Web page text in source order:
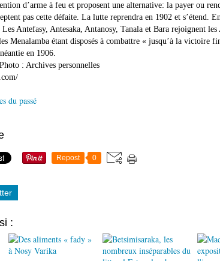
d’arme à feu et proposent une alternative: la payer ou
pas cette défaite. La lutte reprendra en 1902 et s’étend.
Antefasy, Antesaka, Antanosy, Tanala et Bara rejoignent
Menalamba étant disposés à combattre « jusqu’à la victoire
en 1906.
: Archives personnelles
du passé
Repost 0
: